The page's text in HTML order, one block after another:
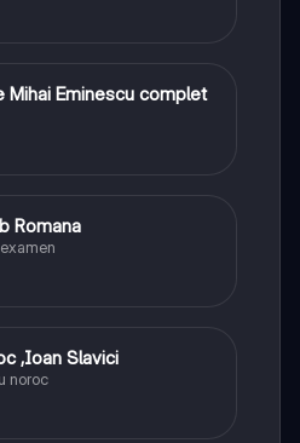
Mihai Eminescu complet
Romana
,Ioan Slavici
noroc